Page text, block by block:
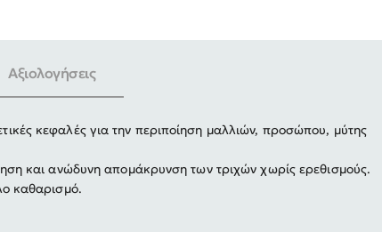
Αξιολογήσεις
κεφαλές για την περιποίηση μαλλιών, προσώπου, μύτης
και ανώδυνη απομάκρυνση των τριχών χωρίς ερεθισμούς.
καθαρισμό.